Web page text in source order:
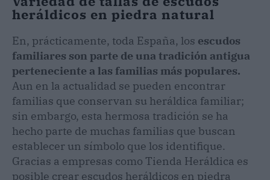
heráldicos en piedra natural
En, prácticamente, toda España, los escudos
familiares son parte de una tradición antigua
perteneciente a las familias más populares.
Aun en la actualidad se pueden encontrar
familias que conservan su heráldica familiar;
sin embargo, esta hermosa tradición se ha
hecho parte de muchas familias que buscan
establecer un símbolo que los identifique.
Gracias a empresas como Tienda Heráldica es
posible crear escudos heráldicos en piedra